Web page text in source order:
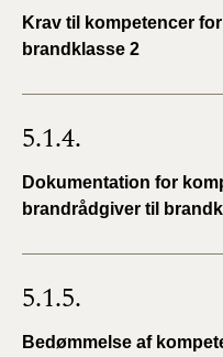
Krav til kompetencer
brandklasse 2
5.1.4.
Dokumentation for
brandrådgiver til
5.1.5.
Bedømmelse af